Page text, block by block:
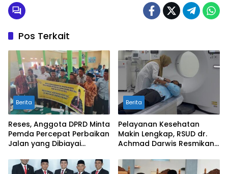
Pos Terkait
Berita
Reses, Anggota DPRD Minta
Pemda Percepat Perbaikan
Jalan yang Dibiayai
Berita
Pelayanan Kesehatan
Makin Lengkap, RSUD dr.
Achmad Darwis Resmikan